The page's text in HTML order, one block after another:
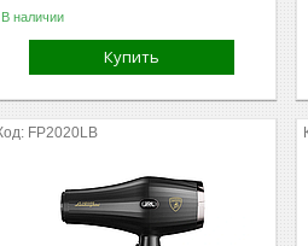
В наличии
Купить
FP2020LB